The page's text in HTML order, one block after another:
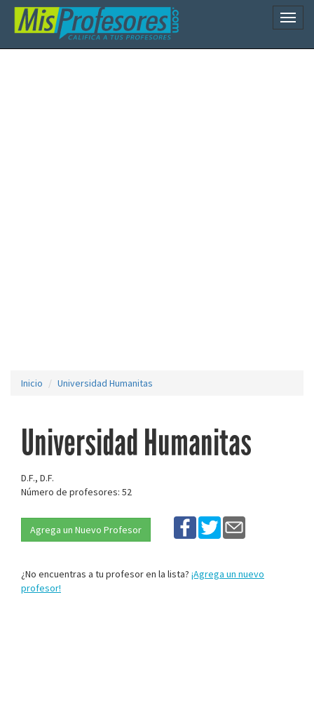
Inicio Universidad Humanitas
Universidad Humanitas
D.F., D.F.
Número de profesores: 52
Agrega un Nuevo Profesor
¿No encuentras a tu profesor en la lista? ¡Agrega un nuevo
profesor!